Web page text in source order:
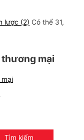
lược (2) Có thể 31,
mại